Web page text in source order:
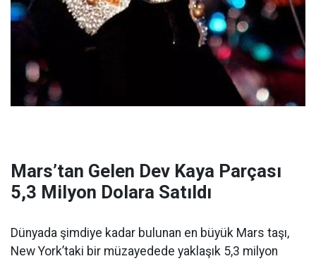
Mars’tan Gelen Dev Kaya Parçası
5,3 Milyon Dolara Satıldı
Dünyada şimdiye kadar bulunan en büyük Mars taşı,
New York’taki bir müzayedede yaklaşık 5,3 milyon